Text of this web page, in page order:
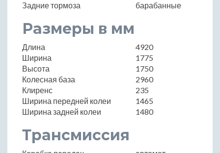
Задние тормоза
барабанные
Размеры в мм
Длина
4920
Ширина
1775
Высота
1750
Колесная база
2960
Клиренс
235
Ширина передней колеи
1465
Ширина задней колеи
1480
Трансмиссия